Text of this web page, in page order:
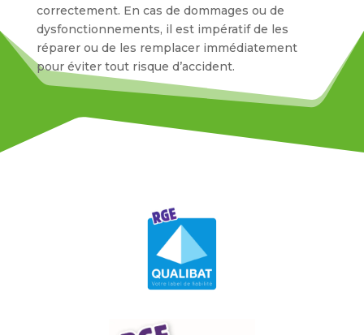
correctement. En cas de dommages ou de
dysfonctionnements, il est impératif de les
réparer ou de les remplacer immédiatement
pour éviter tout risque d’accident.